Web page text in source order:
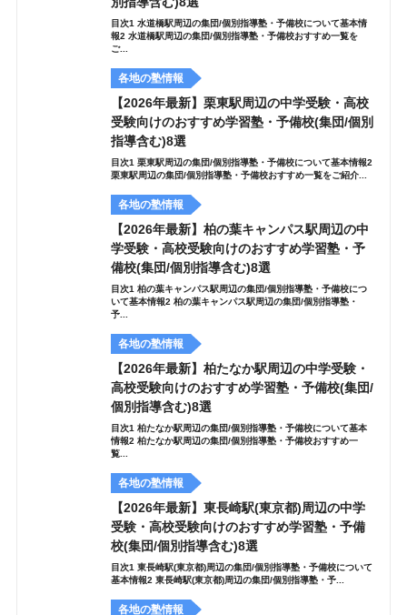
目次1 水道橋駅周辺の集団/個別指導塾・予備校について基本情
報2 水道橋駅周辺の集団/個別指導塾・予備校おすすめ一覧を
ご...
各地の塾情報
【2026年最新】栗東駅周辺の中学受験・高校
受験向けのおすすめ学習塾・予備校(集団/個別
指導含む)8選
目次1 栗東駅周辺の集団/個別指導塾・予備校について基本情報2
栗東駅周辺の集団/個別指導塾・予備校おすすめ一覧をご紹介...
各地の塾情報
【2026年最新】柏の葉キャンパス駅周辺の中
学受験・高校受験向けのおすすめ学習塾・予
備校(集団/個別指導含む)8選
目次1 柏の葉キャンパス駅周辺の集団/個別指導塾・予備校につ
いて基本情報2 柏の葉キャンパス駅周辺の集団/個別指導塾・
予...
各地の塾情報
【2026年最新】柏たなか駅周辺の中学受験・
高校受験向けのおすすめ学習塾・予備校(集団/
個別指導含む)8選
目次1 柏たなか駅周辺の集団/個別指導塾・予備校について基本
情報2 柏たなか駅周辺の集団/個別指導塾・予備校おすすめ一
覧...
各地の塾情報
【2026年最新】東長崎駅(東京都)周辺の中学
受験・高校受験向けのおすすめ学習塾・予備
校(集団/個別指導含む)8選
目次1 東長崎駅(東京都)周辺の集団/個別指導塾・予備校について
基本情報2 東長崎駅(東京都)周辺の集団/個別指導塾・予...
各地の塾情報